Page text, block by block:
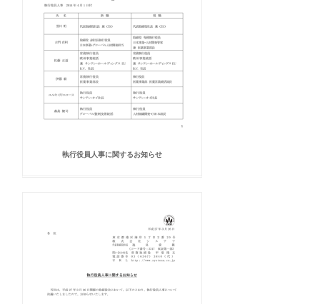
執行役員人事に関するお知らせ